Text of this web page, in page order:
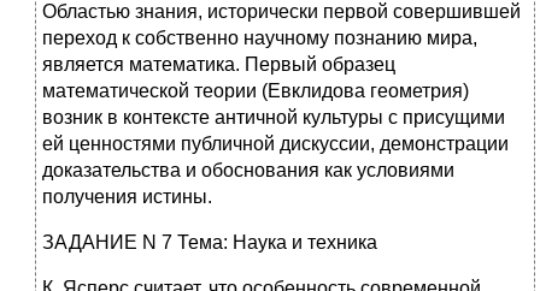
Областью знания, исторически первой совершившей
переход к собственно научному познанию мира,
является математика. Первый образец
математической теории (Евклидова геометрия)
возник в контексте античной культуры с присущими
ей ценностями публичной дискуссии, демонстрации
доказательства и обоснования как условиями
получения истины.
ЗАДАНИЕ N 7 Тема: Наука и техника